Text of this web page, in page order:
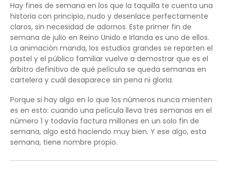
Hay fines de semana en los que la taquilla te cuenta una
historia con principio, nudo y desenlace perfectamente
claros, sin necesidad de adornos. Este primer fin de
semana de julio en Reino Unido e Irlanda es uno de ellos.
La animación manda, los estudios grandes se reparten el
pastel y el público familiar vuelve a demostrar que es el
árbitro definitivo de qué película se queda semanas en
cartelera y cuál desaparece sin pena ni gloria.
Porque si hay algo en lo que los números nunca mienten
es en esto: cuando una película lleva tres semanas en el
número 1 y todavía factura millones en un solo fin de
semana, algo está haciendo muy bien. Y ese algo, esta
semana, tiene nombre propio.